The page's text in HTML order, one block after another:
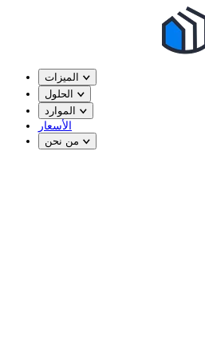
الميزات
الحلول
الموارد
الأسعار
من نحن